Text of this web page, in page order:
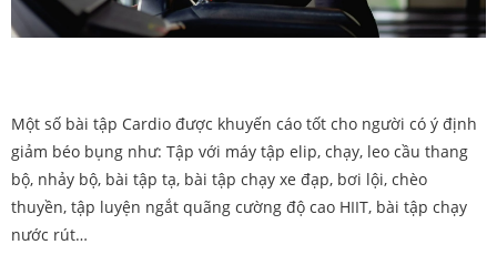
Một số bài tập Cardio được khuyến cáo tốt cho người có ý định
giảm béo bụng như: Tập với máy tập elip, chạy, leo cầu thang
bộ, nhảy bộ, bài tập tạ, bài tập chạy xe đạp, bơi lội, chèo
thuyền, tập luyện ngắt quãng cường độ cao HIIT, bài tập chạy
nước rút…